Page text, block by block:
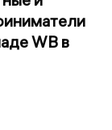
WB в